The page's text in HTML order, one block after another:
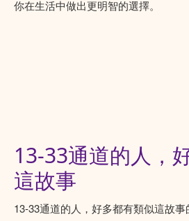
你在生活中做出更明智的選擇。
13-33通道的人，
這故事
13-33通道的人，好多都有類似這故事